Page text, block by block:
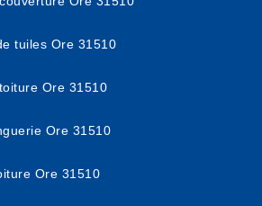
tuiles Ore 31510
Ore 31510
Ore 31510
Ore 31510